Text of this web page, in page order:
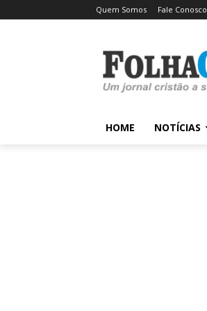
Quem Somos Fale Conosco
HOME NOTÍCIAS